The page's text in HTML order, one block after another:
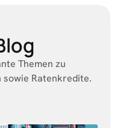
Themen zu
sowie Ratenkredite.